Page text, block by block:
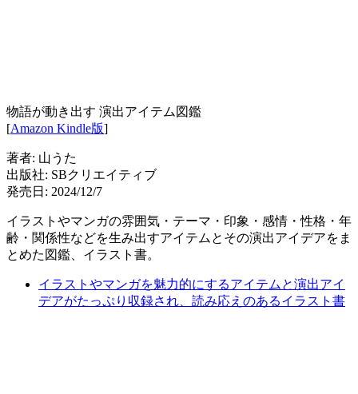
物語が動き出す 演出アイテム図鑑
[Amazon Kindle版]
著者: 山うた
出版社: SBクリエイティブ
発売日: 2024/12/7
イラストやマンガの雰囲気・テーマ・印象・感情・性格・年
齢・関係性などを生み出すアイテムとその演出アイデアをま
とめた図鑑、イラスト書。
イラストやマンガを魅力的にするアイテムと演出アイ
デアがたっぷり収録され、読み応えのあるイラスト書